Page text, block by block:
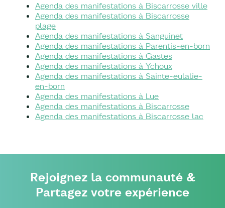
Agenda des manifestations à Biscarrosse ville
Agenda des manifestations à Biscarrosse
plage
Agenda des manifestations à Sanguinet
Agenda des manifestations à Parentis-en-born
Agenda des manifestations à Gastes
Agenda des manifestations à Ychoux
Agenda des manifestations à Sainte-eulalie-
en-born
Agenda des manifestations à Lue
Agenda des manifestations à Biscarrosse
Agenda des manifestations à Biscarrosse lac
Rejoignez la communauté &
Partagez votre expérience